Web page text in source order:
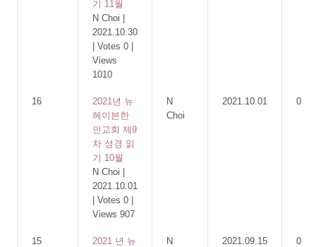
기 11월
N Choi
2021.10.30
Votes 0
Views
1010
16
2021년 뉴
헤이븐한
인교회 제9
차 성경 읽
기 10월
N Choi
2021.10.01
Votes 0
Views 907
N
Choi
2021.10.01 0
15
2021 년 뉴
N
2021.09.15 0